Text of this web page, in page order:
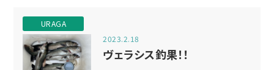
URAGA
2023.2.18
ヴェラシス釣果！！